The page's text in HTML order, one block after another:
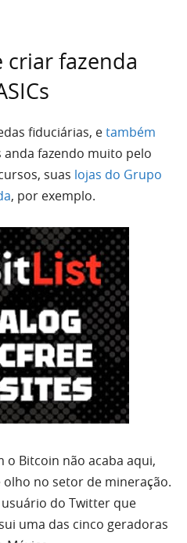
fazenda
fiduciárias, etambém
anda fazendo muito pelo
suas lojas do Grupo
, por exemplo.
o Bitcoin não acaba aqui,
no setor de mineração.
do Twitter que
uma das cinco geradoras